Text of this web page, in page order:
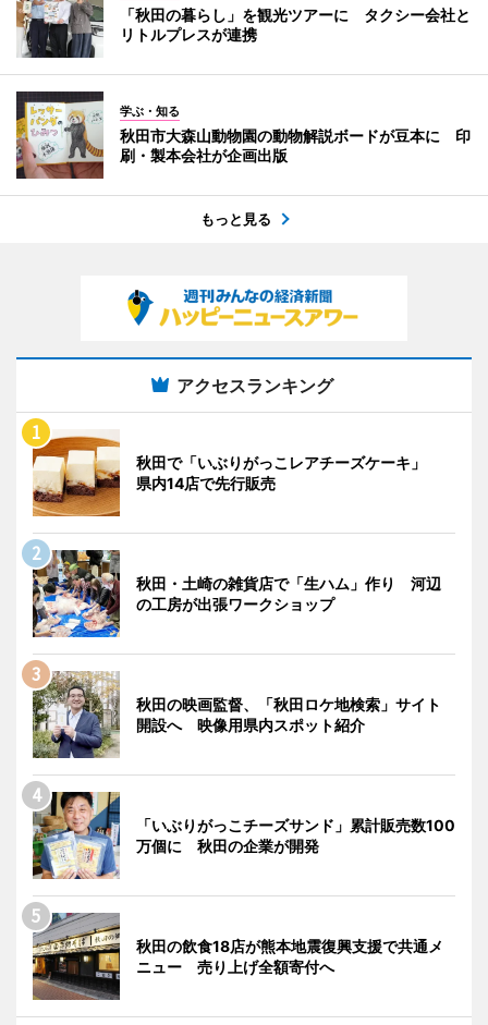
「秋田の暮らし」を観光ツアーに タクシー会社と
リトルプレスが連携
学ぶ・知る
秋田市大森山動物園の動物解説ボードが豆本に 印
刷・製本会社が企画出版
もっと見る
アクセスランキング
秋田で「いぶりがっこレアチーズケーキ」
県内14店で先行販売
秋田・土崎の雑貨店で「生ハム」作り 河辺
の工房が出張ワークショップ
秋田の映画監督、「秋田ロケ地検索」サイト
開設へ 映像用県内スポット紹介
「いぶりがっこチーズサンド」累計販売数100
万個に 秋田の企業が開発
秋田の飲食18店が熊本地震復興支援で共通メ
ニュー 売り上げ全額寄付へ